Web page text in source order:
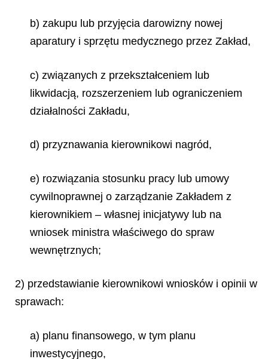
b) zakupu lub przyjęcia darowizny nowej
aparatury i sprzętu medycznego przez Zakład,
c) związanych z przekształceniem lub
likwidacją, rozszerzeniem lub ograniczeniem
działalności Zakładu,
d) przyznawania kierownikowi nagród,
e) rozwiązania stosunku pracy lub umowy
cywilnoprawnej o zarządzanie Zakładem z
kierownikiem – własnej inicjatywy lub na
wniosek ministra właściwego do spraw
wewnętrznych;
2) przedstawianie kierownikowi wniosków i opinii w
sprawach:
a) planu finansowego, w tym planu
inwestycyjnego,